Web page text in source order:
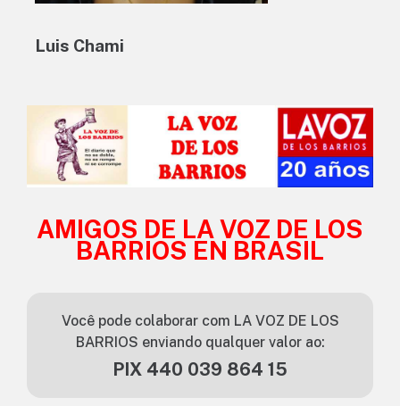
Luis Chami
AMIGOS DE LA VOZ DE LOS
BARRIOS EN BRASIL
Você pode colaborar com LA VOZ DE LOS
BARRIOS enviando qualquer valor ao:
PIX 440 039 864 15